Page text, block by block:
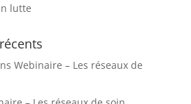
lutte
Webinaire – Les réseaux de